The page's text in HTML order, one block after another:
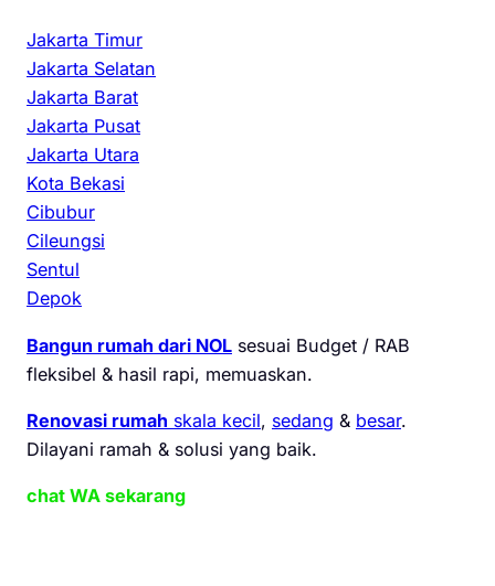
Jakarta Timur
Jakarta Selatan
Jakarta Barat
Jakarta Pusat
Jakarta Utara
Kota Bekasi
Cibubur
Cileungsi
Sentul
Depok
Bangun rumah dari NOL sesuai Budget / RAB
fleksibel & hasil rapi, memuaskan.
Renovasi rumah skala kecil, sedang & besar.
Dilayani ramah & solusi yang baik.
chat WA sekarang